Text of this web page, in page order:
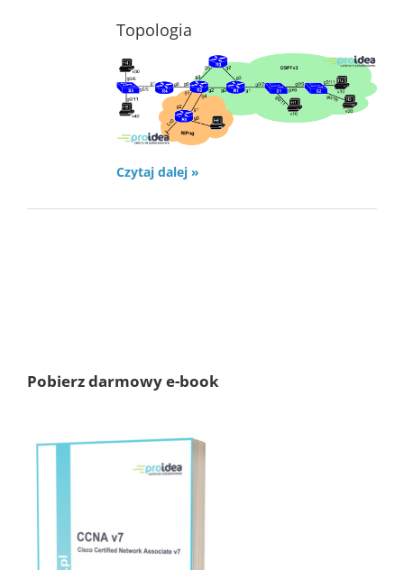
Topologia
Czytaj dalej »
Pobierz darmowy e-book